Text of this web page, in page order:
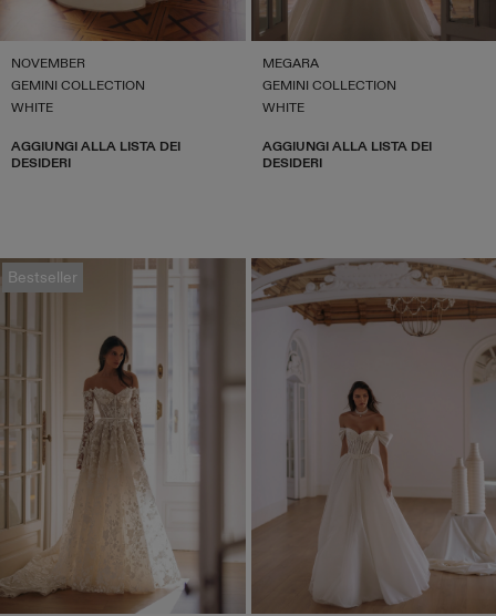
NOVEMBER
GEMINI COLLECTION
WHITE
AGGIUNGI ALLA LISTA DEI
DESIDERI
MEGARA
GEMINI COLLECTION
WHITE
AGGIUNGI ALLA LISTA DEI
DESIDERI
Bestseller